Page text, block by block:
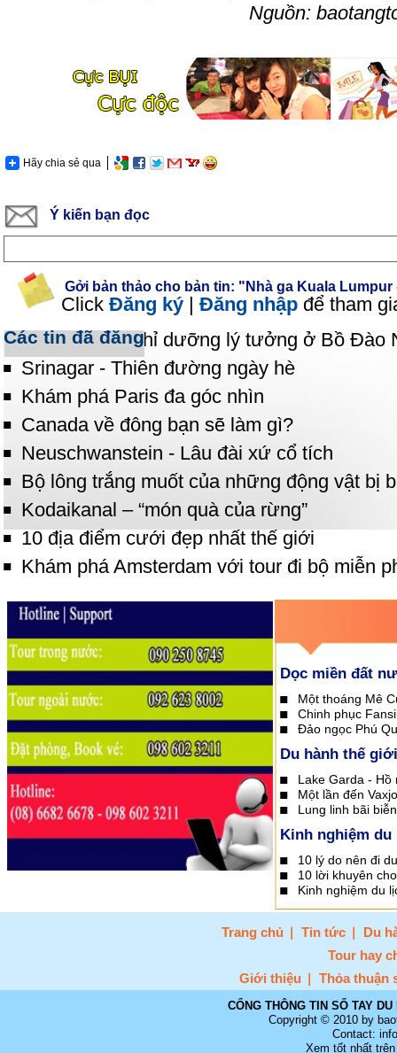
Nguồn:
Hãy chia sẻ qua
Ý kiến bạn đọc
Gởi bản thảo cho bản tin: "Nhà ga Kuala
Click Đăng ký | Đăng nhập để tham
Các tin đã đăng
Sintra - nơi nghỉ dưỡng lý tưởng ở Bồ Đào
Srinagar - Thiên đường ngày hè
Khám phá Paris đa góc nhìn
Canada về đông bạn sẽ làm gì?
Neuschwanstein - Lâu đài xứ cổ tích
Bộ lông trắng muốt của những động vật bị
Kodaikanal – “món quà của rừng”
10 địa điểm cưới đẹp nhất thế giới
Khám phá Amsterdam với tour đi bộ miễn
Dọc miền đất
Một thoáng Mê
Chinh phục
Đảo ngọc Phú
Du hành thế giới
Lake Garda -
Một lần đến Vaxjo
Lung linh bãi
Kinh nghiệm du
10 lý do nên đi
10 lời khuyên
Kinh nghiệm du
Trang chủ Tin tức
Du
Tour hay
Giới thiệu
Thỏa thuận
CỔNG THÔNG TIN SỔ TAY
Copyright © 2010 by
Contact:
Xem tốt nhất